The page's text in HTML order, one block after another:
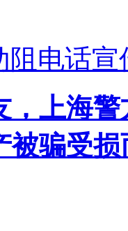
阻电话宣
，上海
被骗受